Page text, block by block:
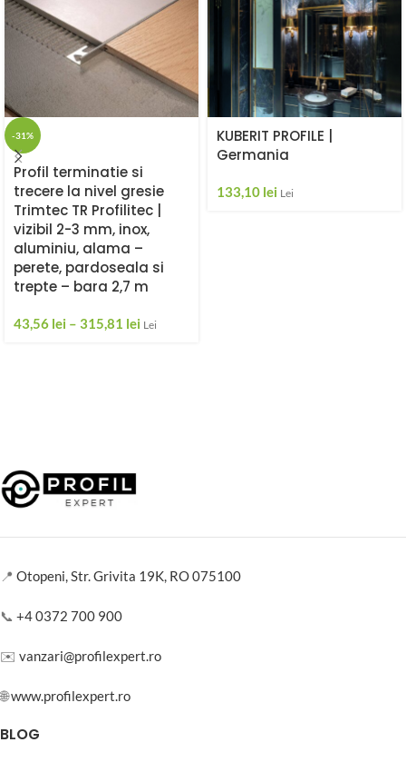
-31%
Profil terminatie si
trecere la nivel gresie
Trimtec TR Profilitec |
vizibil 2-3 mm, inox,
aluminiu, alama –
perete, pardoseala si
trepte – bara 2,7 m
43,56 lei – 315,81 lei Lei
KUBERIT PROFILE |
Germania
133,10 lei Lei
📍 Otopeni, Str. Grivita 19K, RO 075100
📞 +4 0372 700 900
✉️ vanzari@profilexpert.ro
🌐www.profilexpert.ro
BLOG